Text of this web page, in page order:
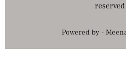
reserved.
Powered by -